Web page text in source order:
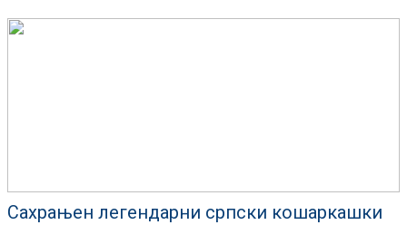
Сахрањен легендарни српски кошаркашки